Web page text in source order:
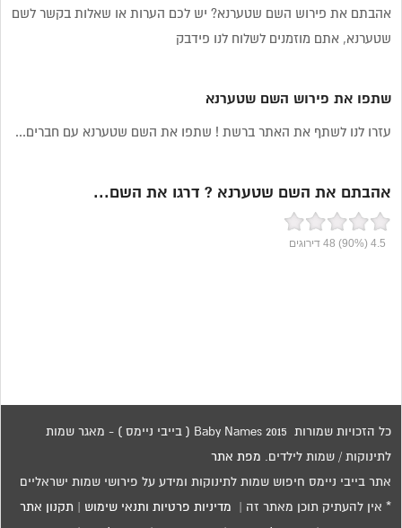
אהבתם את פירוש השם שטערנא? יש לכם הערות או שאלות בקשר לשם
שטערנא, אתם מוזמנים לשלוח לנו פידבק
שתפו את פירוש השם שטערנא
עזרו לנו לשתף את האתר ברשת ! שתפו את השם שטערנא עם חברים...
אהבתם את השם שטערנא ? דרגו את השם...
4.5
(90%)
48 דירוגים
כל הזכויות שמורות 2015 Baby Names ( בייבי ניימס ) - מאגר שמות
לתינוקות / שמות לילדים. מפת אתר
אתר בייבי ניימס חיפוש שמות לתינוקות ומידע על פירושי שמות ישראליים
* אין להעתיק תוכן מאתר זה | מדיניות פרטיות ותנאי שימוש תקנון אתר